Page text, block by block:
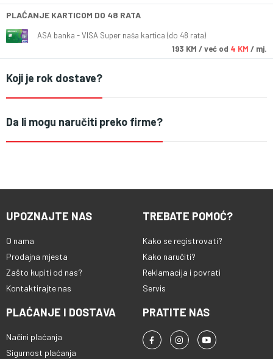
PLAĆANJE KARTICOM DO 48 RATA
ASA banka - VISA Super naša kartica (do 48 rata)
193 KM / već od 4 KM / mj.
Koji je rok dostave?
Da li mogu naručiti preko firme?
UPOZNAJTE NAS
O nama
Prodajna mjesta
Zašto kupiti od nas?
Kontaktirajte nas
TREBATE POMOĆ?
Kako se registrovati?
Kako naručiti?
Reklamacija i povrati
Servis
PLAĆANJE I DOSTAVA
Načini plaćanja
Sigurnost plaćanja
PRATITE NAS